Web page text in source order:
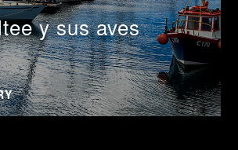
y sus aves